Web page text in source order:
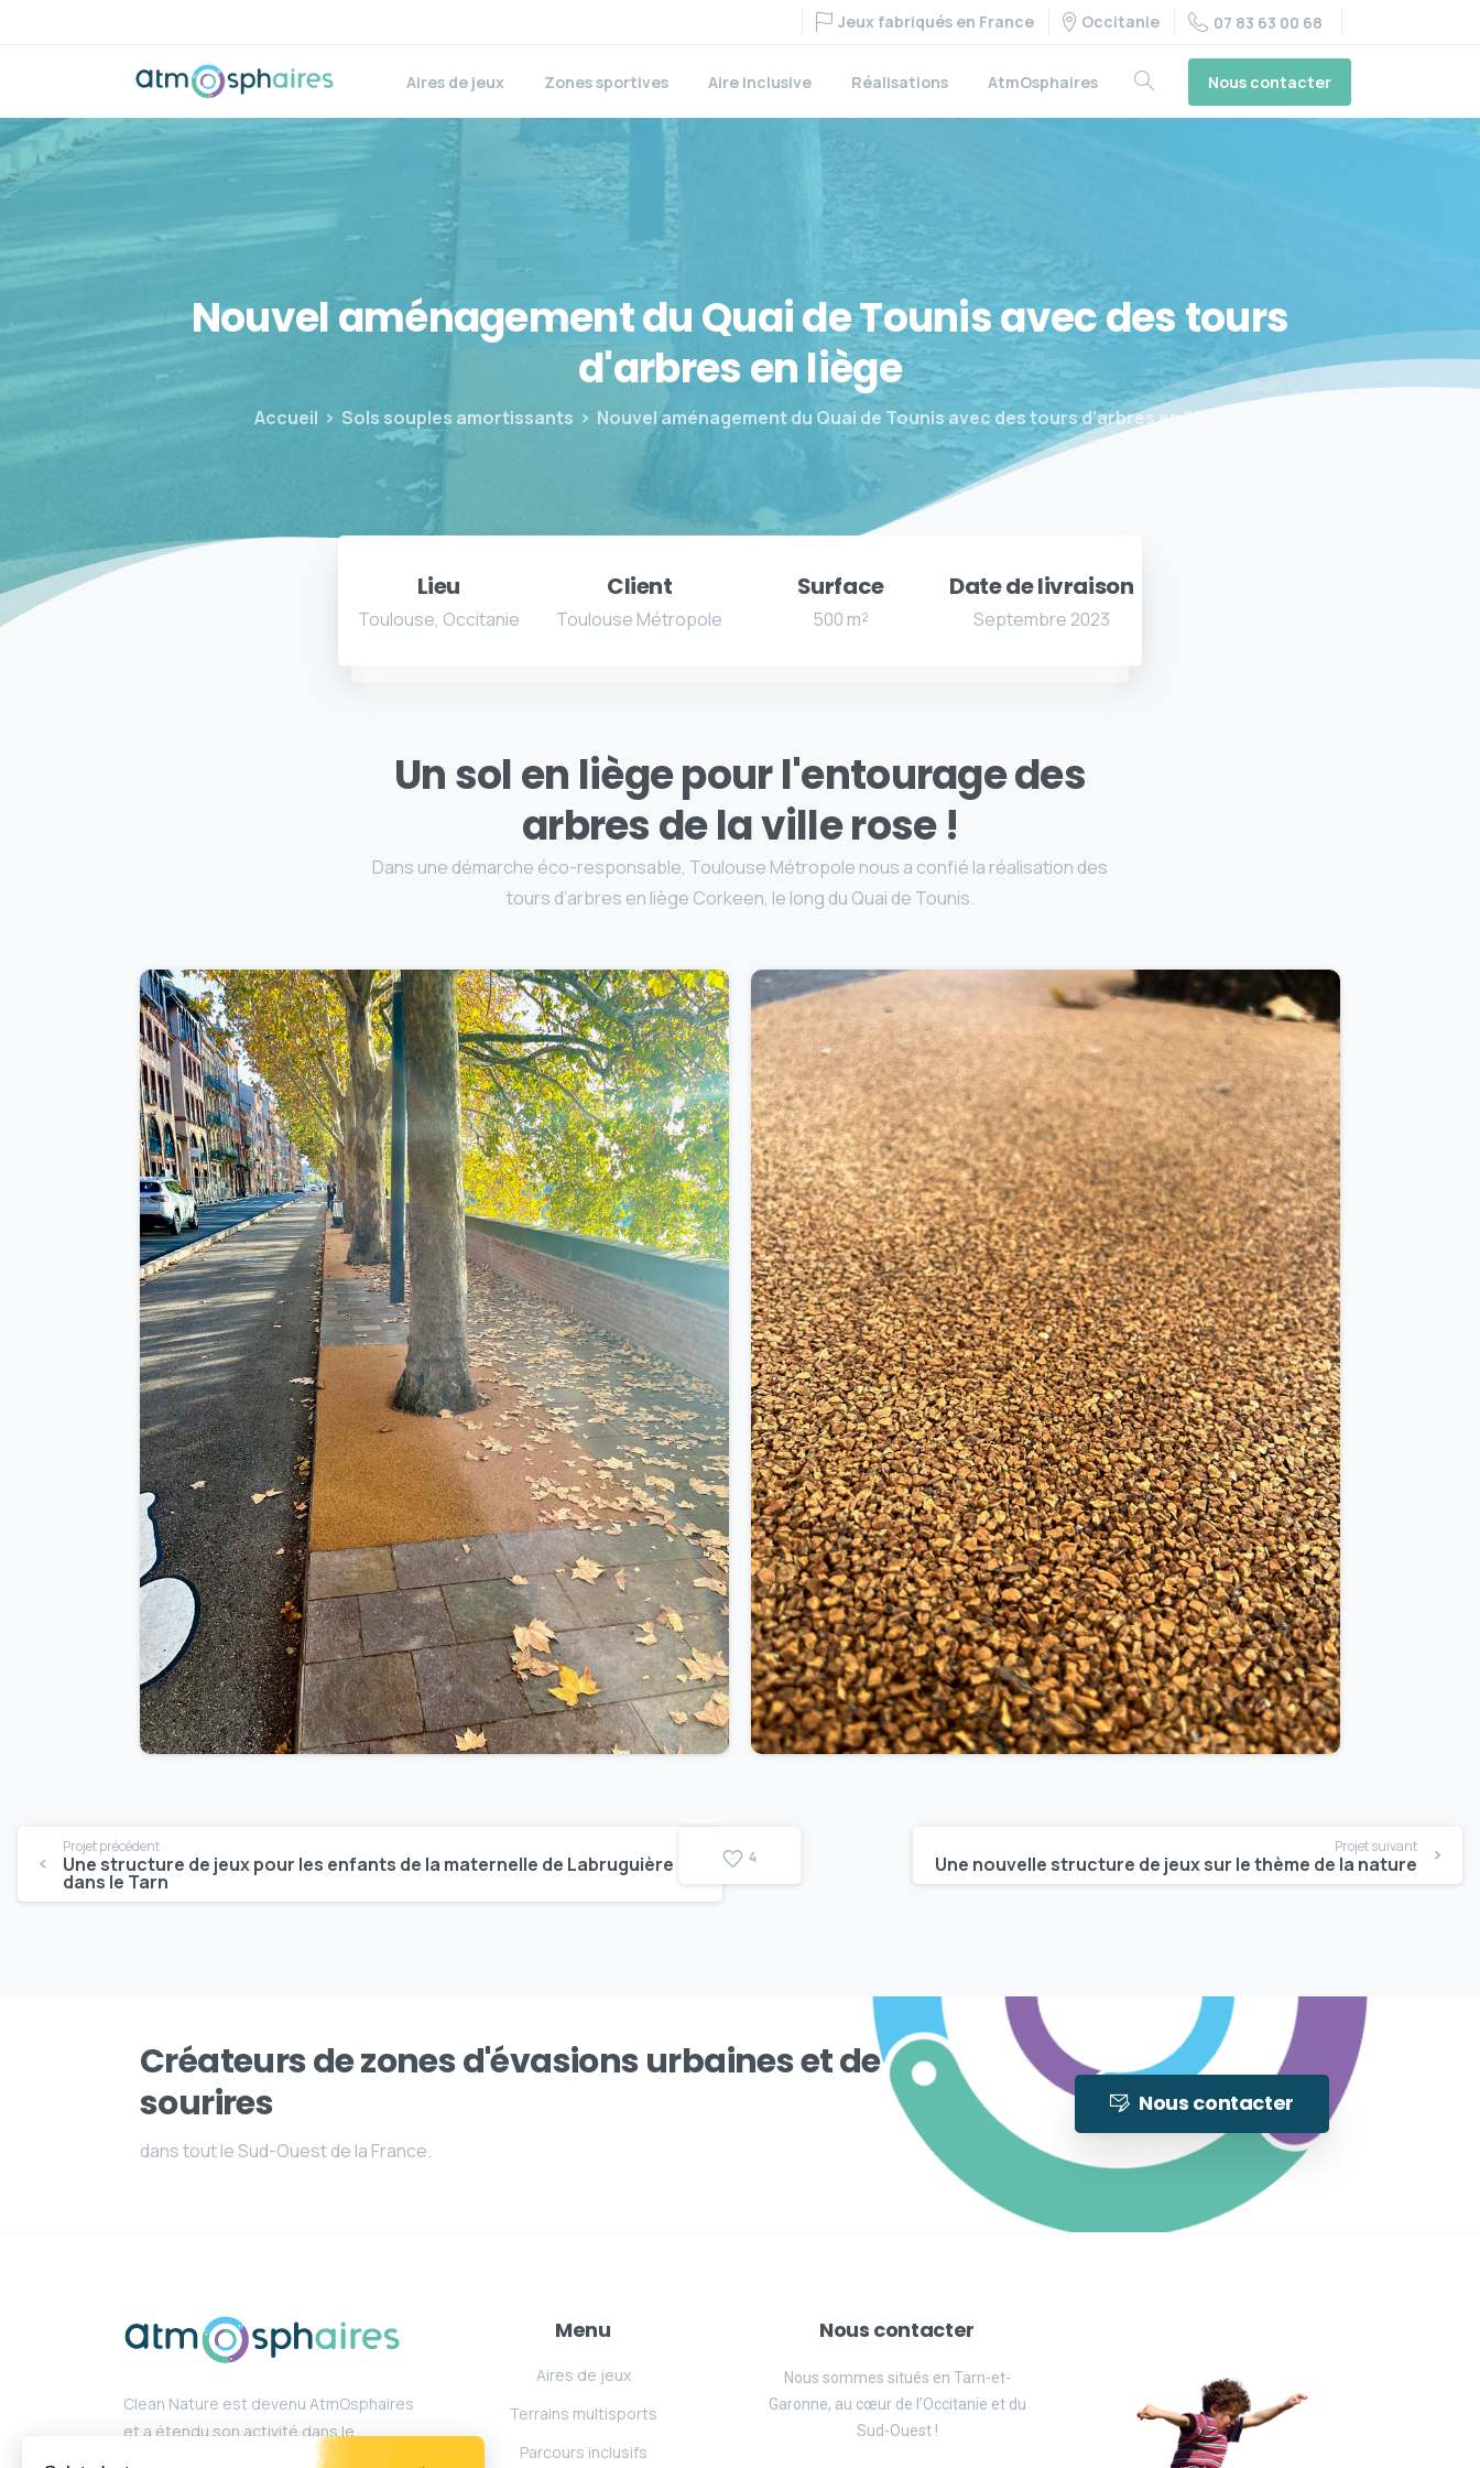
Jeux fabriqués en France Occitanie 07 83 63 00 68
Aires de jeux Zones sportives Aire inclusive Réalisations AtmOsphaires Nous contacter
NouvelaménagementduQuaideTounisavecdestours
d'arbresenliège
Accueil Sols souples amortissants Nouvel aménagement du Quai de Tounis avec des tours d’arbres en liège
Lieu
Toulouse, Occitanie
Client
Toulouse Métropole
Surface
500 m²
Date de livraison
Septembre 2023
Un sol en liège pour l'entourage des
arbres de la ville rose !
Dans une démarche éco-responsable, Toulouse Métropole nous a confié la réalisation des
tours d’arbres en liège Corkeen, le long du Quai de Tounis.
Projet précédent
Une structure de jeux pour les enfants de la maternelle de Labruguière
dans le Tarn
Projet suivant
Une nouvelle structure de jeux sur le thème de la nature
4
Créateurs de zones d'évasions urbaines et de
sourires
dans tout le Sud-Ouest de la France.
Nous contacter
Clean Nature est devenu AtmOsphaires
et a étendu son activité dans le
domaine des aires de jeux et aires
Menu
Aires de jeux
Terrains multisports
Parcours inclusifs
Nous contacter
Nous sommes situés en Tarn-et-
Garonne, au cœur de l’Occitanie et du
Sud-Ouest !